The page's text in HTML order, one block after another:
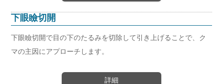
下眼瞼切開
下眼瞼切開で目の下のたるみを切除して引き上げることで、ク
マの主因にアプローチします。
詳細